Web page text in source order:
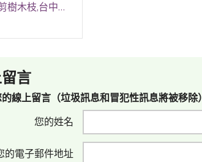
台中修剪樹木枝,台中樹木修剪公司
言
線上留言（垃圾訊息和冒犯性訊息將被移除）
您的姓名
的電子郵件地址